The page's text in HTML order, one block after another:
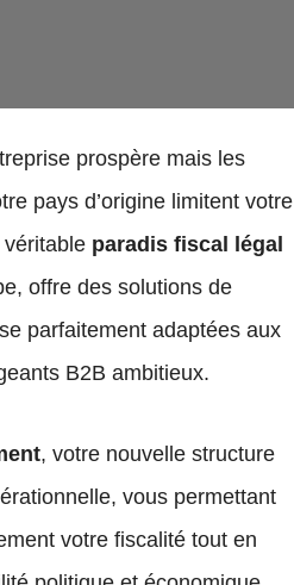
prospère mais les
pays d’origine limitent votre
paradis fiscal légal
offre des solutions de
parfaitement adaptées aux
B2B ambitieux.
, votre nouvelle structure
vous permettant
votre fiscalité tout en